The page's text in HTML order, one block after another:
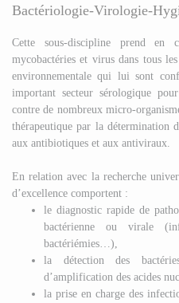
Bactériologie-Virologie-
Cette sous-discipline prend en
mycobactéries et virus dans tous
environnementale qui lui sont
important secteur sérologique
contre de nombreux micro-
thérapeutique par la détermination
aux antibiotiques et aux antiviraux.
En relation avec la recherche
d’excellence comportent :
le diagnostic rapide de
bactérienne ou virale
bactériémies…),
la détection des
d’amplification des acides
la prise en charge des